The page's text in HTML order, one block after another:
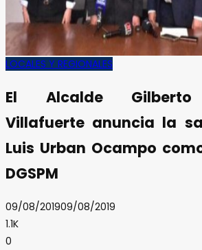
LOCALES Y REGIONALES
El Alcalde Gilberto
Villafuerte anuncia la
Luis Urban Ocampo
DGSPM
09/08/201909/08/2019
1.1K
0